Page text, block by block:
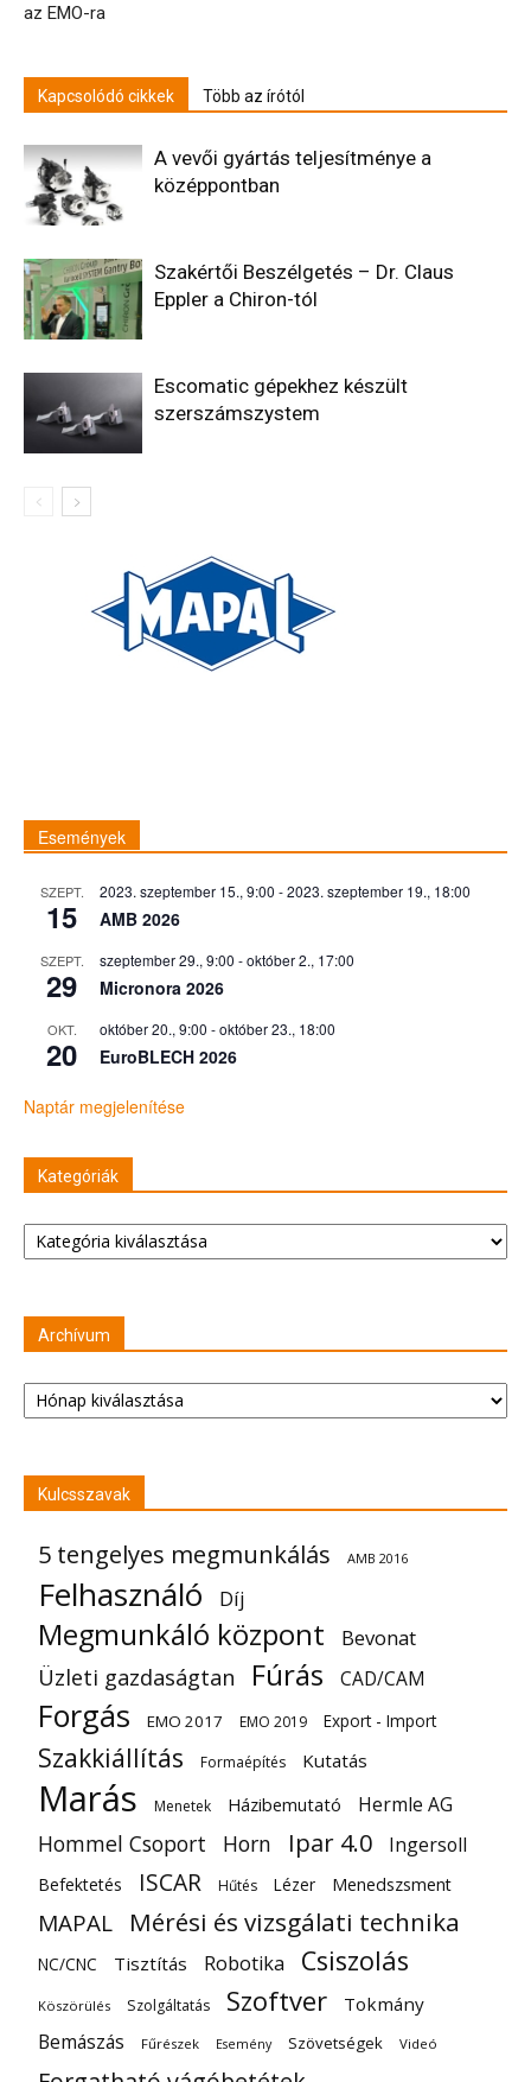
az EMO-ra
Kapcsolódó cikkek Több az írótól
A vevői gyártás teljesítménye a
középpontban
Szakértői Beszélgetés – Dr. Claus
Eppler a Chiron-tól
Escomatic gépekhez készült
szerszámszystem
Események
SZEPT.
15
2023. szeptember 15., 9:00 -2023. szeptember 19., 18:00
AMB 2026
SZEPT.
29
szeptember 29., 9:00 -október 2., 17:00
Micronora 2026
OKT.
20
október 20., 9:00 -október 23., 18:00
EuroBLECH 2026
Naptár megjelenítése
Kategóriák
Kategóriák
Archívum
Archívum
Kulcsszavak
5 tengelyes megmunkálás AMB 2016
Felhasználó Díj
Megmunkáló központ Bevonat
Üzleti gazdaságtan Fúrás CAD/CAM
Forgás EMO 2017 EMO 2019 Export - Import
Szakkiállítás Formaépítés Kutatás
Marás Menetek Házibemutató Hermle AG
Hommel Csoport Horn Ipar 4.0 Ingersoll
Befektetés ISCAR Hűtés Lézer Menedszsment
MAPAL Mérési és vizsgálati technika
NC/CNC Tisztítás Robotika Csiszolás
Köszörülés Szolgáltatás Szoftver Tokmány
Bemászás Fűrészek Esemény Szövetségek Videó